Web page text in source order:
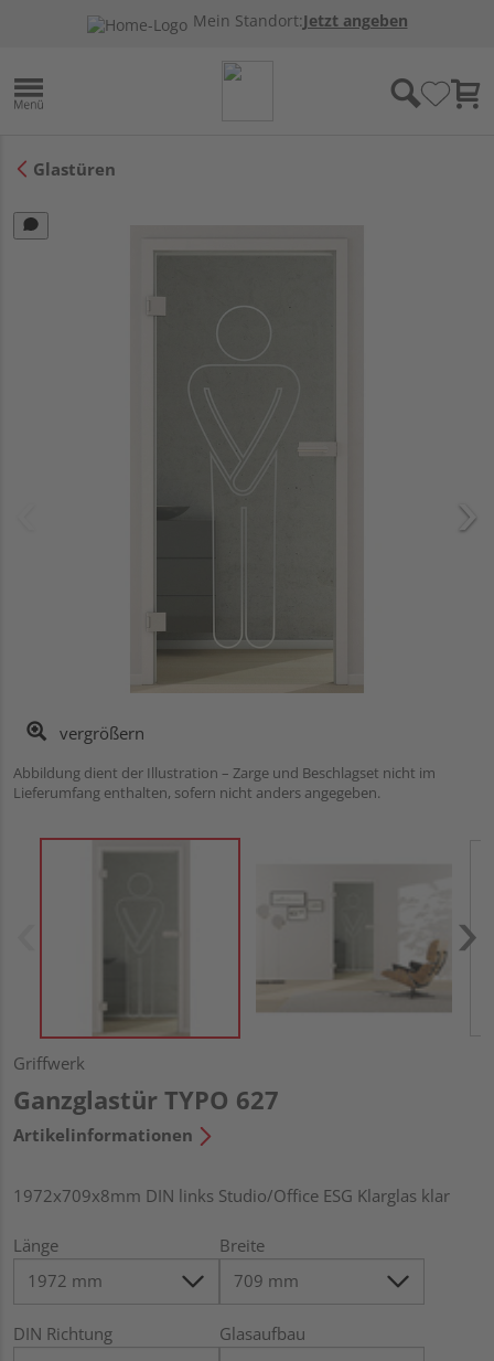
Mein Standort:Jetzt angeben
Glastüren
vergrößern
Abbildung dient der Illustration – Zarge und Beschlagset nicht im
Lieferumfang enthalten, sofern nicht anders angegeben.
Griffwerk
Ganzglastür TYPO 627
Artikelinformationen
1972x709x8mm DIN links Studio/Office ESG Klarglas klar
Länge Breite
DIN Richtung Glasaufbau